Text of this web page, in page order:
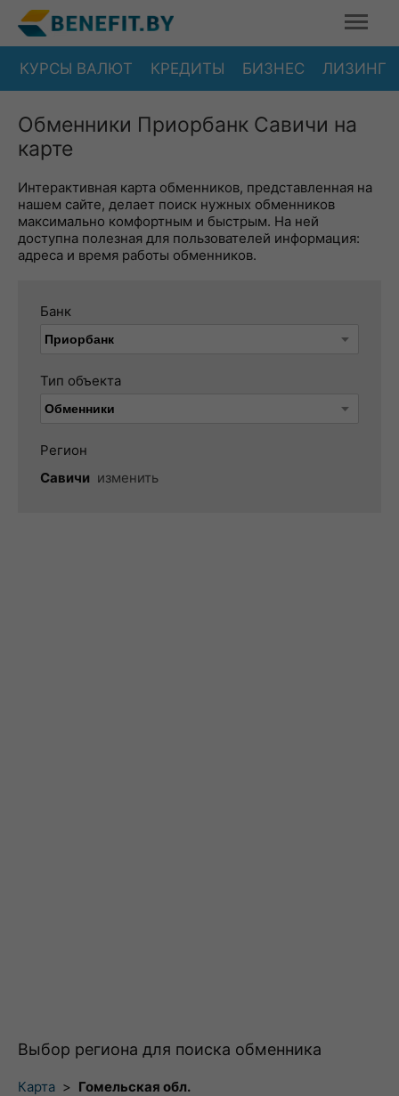
КУРСЫ ВАЛЮТ КРЕДИТЫ БИЗНЕС ЛИЗИНГ
Обменники Приорбанк Савичи на
карте
Интерактивная карта обменников, представленная на
нашем сайте, делает поиск нужных обменников
максимально комфортным и быстрым. На ней
доступна полезная для пользователей информация:
адреса и время работы обменников.
Банк
Тип объекта
Регион
Савичи изменить
Выбор региона для поиска обменника
Карта > Гомельская обл.